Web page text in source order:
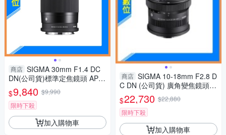
商店 SIGMA 30mm F1.4 DC
DN(公司貨)標準定焦鏡頭 APS-
$9,840 $9,990
限時下殺
加入購物車
商店 SIGMA 10-18mm F2.8 D
C DN (公司貨) 廣角變焦鏡頭 A
PS-C
$22,730 $22,880
限時下殺
加入購物車